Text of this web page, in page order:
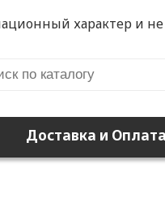
характер и не
Доставка и Оплата